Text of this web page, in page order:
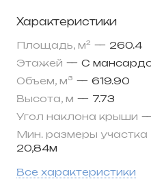
металлочерепица,
Окна и двери: из
Характеристики
Площадь, м² — 260.4
Этажей — С
Объем, м³ — 619.90
Высота, м — 7.73
Угол наклона крыши
Мин. размеры участка
20,84м
Все характеристики